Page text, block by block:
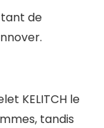
de
KELITCH le
tandis